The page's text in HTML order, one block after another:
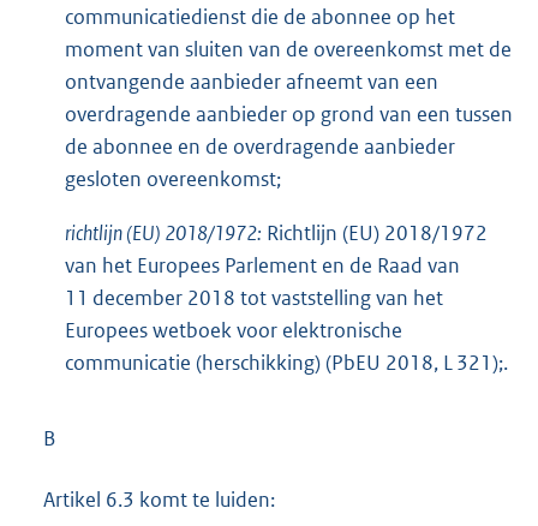
communicatiedienst die de abonnee op het
moment van sluiten van de overeenkomst met de
ontvangende aanbieder afneemt van een
overdragende aanbieder op grond van een tussen
de abonnee en de overdragende aanbieder
gesloten overeenkomst;
richtlijn (EU) 2018/1972: Richtlijn (EU) 2018/1972
van het Europees Parlement en de Raad van
11 december 2018 tot vaststelling van het
Europees wetboek voor elektronische
communicatie (herschikking) (PbEU 2018, L 321);.
B
Artikel 6.3 komt te luiden: